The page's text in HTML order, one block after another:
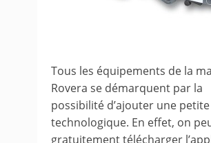
Tous les équipements de la
Rovera se démarquent par la
possibilité d’ajouter une
technologique. En effet, on
gratuitement télécharger